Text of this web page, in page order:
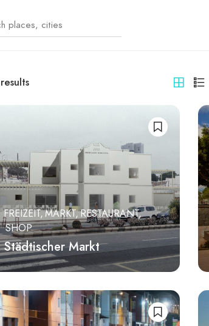
results
FREIZEIT MARKT RESTAURANT
SHOP
Städtischer Markt